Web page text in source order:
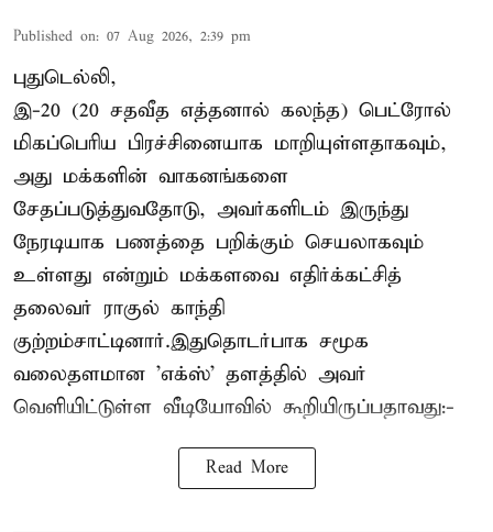
Published on: 07 Aug 2026, 2:39 pm
புதுடெல்லி,
இ-20 (20 சதவீத எத்தனால் கலந்த) பெட்ரோல்
மிகப்பெரிய பிரச்சினையாக மாறியுள்ளதாகவும்,
அது மக்களின் வாகனங்களை
சேதப்படுத்துவதோடு, அவர்களிடம் இருந்து
நேரடியாக பணத்தை பறிக்கும் செயலாகவும்
உள்ளது என்றும் மக்களவை எதிர்க்கட்சித்
தலைவர் ராகுல் காந்தி
குற்றம்சாட்டினார்.இதுதொடர்பாக சமூக
வலைதளமான 'எக்ஸ்' தளத்தில் அவர்
வெளியிட்டுள்ள வீடியோவில் கூறியிருப்பதாவது:-
Read More